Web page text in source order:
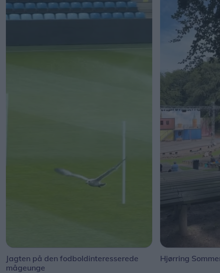
Jagten på den fodboldinteresserede
mågeunge
Hjørring